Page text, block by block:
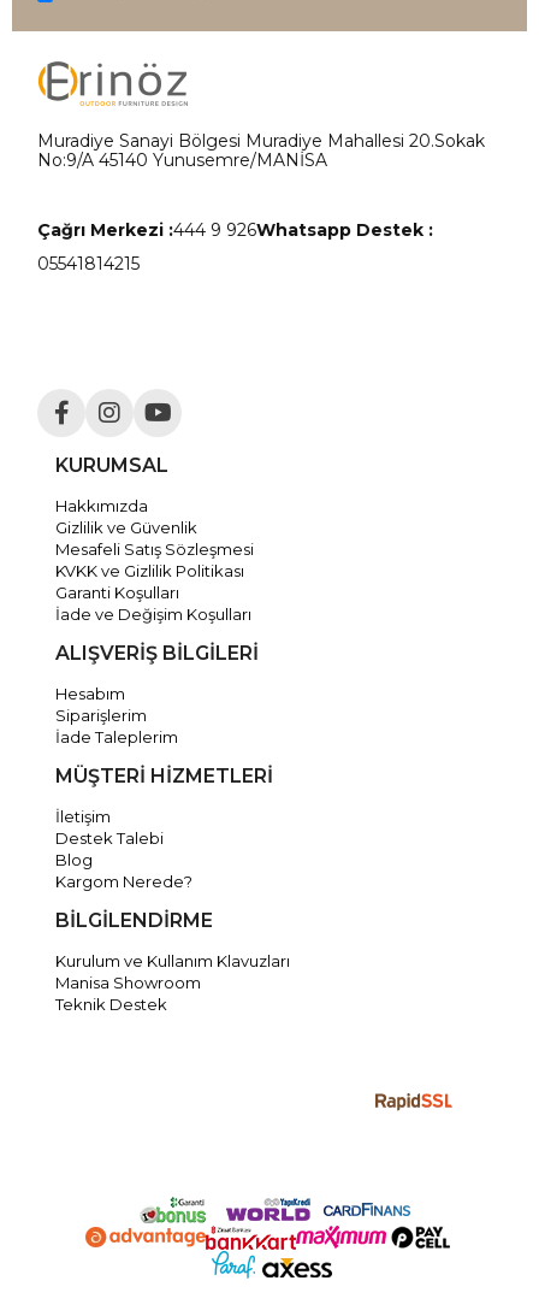
Muradiye Sanayi Bölgesi Muradiye Mahallesi 20.Sokak
No:9/A 45140 Yunusemre/MANİSA
Çağrı Merkezi :444 9 926Whatsapp Destek :
05541814215
KURUMSAL
Hakkımızda
Gizlilik ve Güvenlik
Mesafeli Satış Sözleşmesi
KVKK ve Gizlilik Politikası
Garanti Koşulları
İade ve Değişim Koşulları
ALIŞVERİŞ BİLGİLERİ
Hesabım
Siparişlerim
İade Taleplerim
MÜŞTERİ HİZMETLERİ
İletişim
Destek Talebi
Blog
Kargom Nerede?
BİLGİLENDİRME
Kurulum ve Kullanım Klavuzları
Manisa Showroom
Teknik Destek